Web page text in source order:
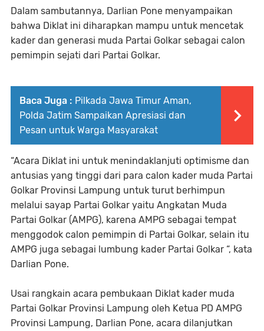
Dalam sambutannya, Darlian Pone menyampaikan
bahwa Diklat ini diharapkan mampu untuk mencetak
kader dan generasi muda Partai Golkar sebagai calon
pemimpin sejati dari Partai Golkar.
Baca Juga : Pilkada Jawa Timur Aman,
Polda Jatim Sampaikan Apresiasi dan
Pesan untuk Warga Masyarakat
“Acara Diklat ini untuk menindaklanjuti optimisme dan
antusias yang tinggi dari para calon kader muda Partai
Golkar Provinsi Lampung untuk turut berhimpun
melalui sayap Partai Golkar yaitu Angkatan Muda
Partai Golkar (AMPG), karena AMPG sebagai tempat
menggodok calon pemimpin di Partai Golkar, selain itu
AMPG juga sebagai lumbung kader Partai Golkar “, kata
Darlian Pone.
Usai rangkain acara pembukaan Diklat kader muda
Partai Golkar Provinsi Lampung oleh Ketua PD AMPG
Provinsi Lampung, Darlian Pone, acara dilanjutkan